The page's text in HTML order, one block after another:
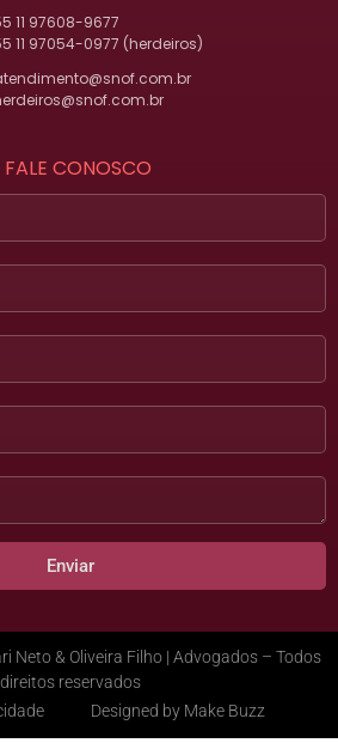
11 97608-9677
11 97054-0977 (herdeiros)
FALE CONOSCO
Enviar
Neto & Oliveira Filho | Advogados – Todos
direitos reservados
Designed by Make Buzz